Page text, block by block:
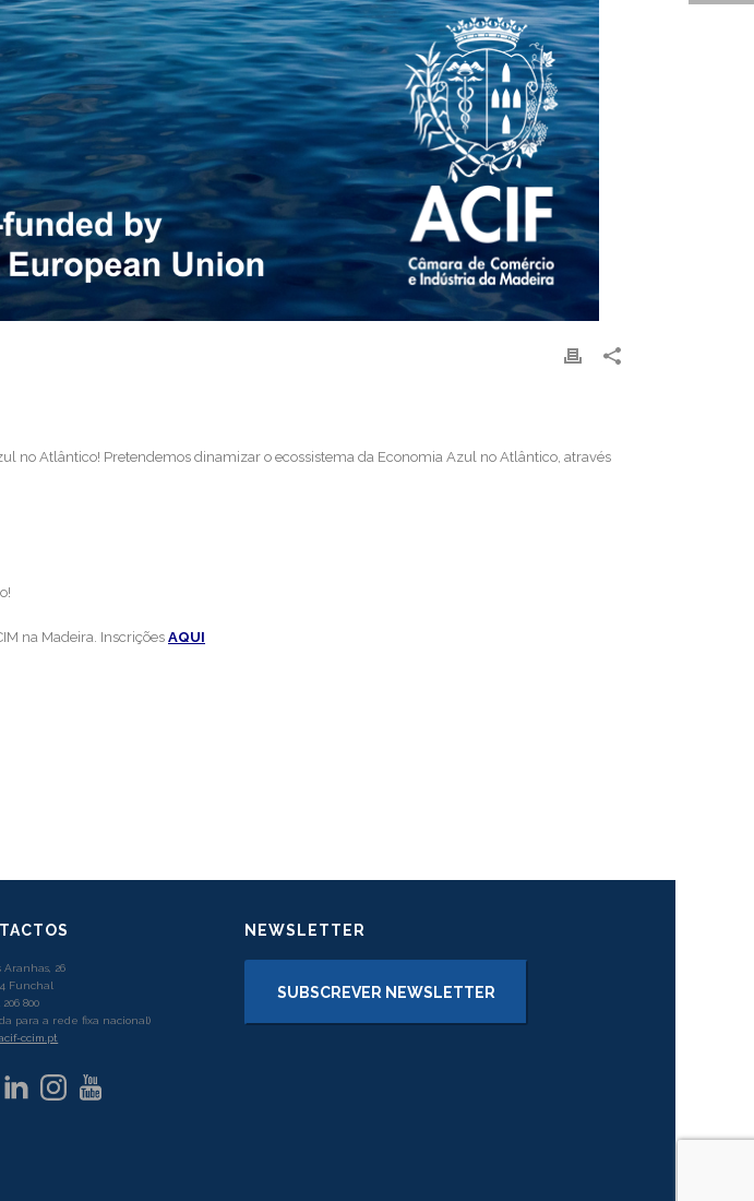
no Atlântico! Pretendemos dinamizar o ecossistema da Economia Azul no Atlântico, através
na Madeira. Inscrições AQUI
Aranhas, 26
Funchal
206 800
para a rede fixa nacional)
ccim.pt
NEWSLETTER
SUBSCREVER NEWSLETTER